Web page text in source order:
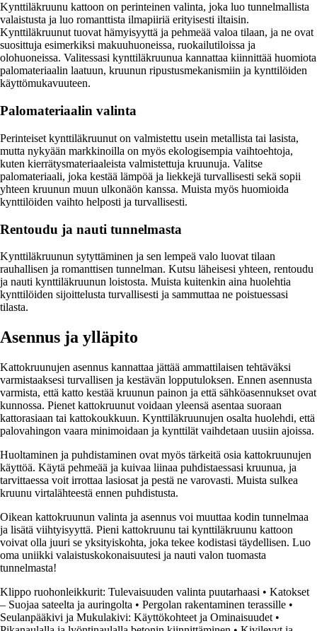
Kynttiläkruunu kattoon on perinteinen valinta, joka luo tunnelmallista
valaistusta ja luo romanttista ilmapiiriä erityisesti iltaisin.
Kynttiläkruunut tuovat hämyisyyttä ja pehmeää valoa tilaan, ja ne ovat
suosittuja esimerkiksi makuuhuoneissa, ruokailutiloissa ja
olohuoneissa. Valitessasi kynttiläkruunua kannattaa kiinnittää huomiota
palomateriaalin laatuun, kruunun ripustusmekanismiin ja kynttilöiden
käyttömukavuuteen.
Palomateriaalin valinta
Perinteiset kynttiläkruunut on valmistettu usein metallista tai lasista,
mutta nykyään markkinoilla on myös ekologisempia vaihtoehtoja,
kuten kierrätysmateriaaleista valmistettuja kruunuja. Valitse
palomateriaali, joka kestää lämpöä ja liekkejä turvallisesti sekä sopii
yhteen kruunun muun ulkonäön kanssa. Muista myös huomioida
kynttilöiden vaihto helposti ja turvallisesti.
Rentoudu ja nauti tunnelmasta
Kynttiläkruunun sytyttäminen ja sen lempeä valo luovat tilaan
rauhallisen ja romanttisen tunnelman. Kutsu läheisesi yhteen, rentoudu
ja nauti kynttiläkruunun loistosta. Muista kuitenkin aina huolehtia
kynttilöiden sijoittelusta turvallisesti ja sammuttaa ne poistuessasi
tilasta.
Asennus ja ylläpito
Kattokruunujen asennus kannattaa jättää ammattilaisen tehtäväksi
varmistaaksesi turvallisen ja kestävän lopputuloksen. Ennen asennusta
varmista, että katto kestää kruunun painon ja että sähköasennukset ovat
kunnossa. Pienet kattokruunut voidaan yleensä asentaa suoraan
kattorasiaan tai kattokoukkuun. Kynttiläkruunujen osalta huolehdi, että
palovahingon vaara minimoidaan ja kynttilät vaihdetaan uusiin ajoissa.
Huoltaminen ja puhdistaminen ovat myös tärkeitä osia kattokruunujen
käyttöä. Käytä pehmeää ja kuivaa liinaa puhdistaessasi kruunua, ja
tarvittaessa voit irrottaa lasiosat ja pestä ne varovasti. Muista sulkea
kruunu virtalähteestä ennen puhdistusta.
Oikean kattokruunun valinta ja asennus voi muuttaa kodin tunnelmaa
ja lisätä viihtyisyyttä. Pieni kattokruunu tai kynttiläkruunu kattoon
voivat olla juuri se yksityiskohta, joka tekee kodistasi täydellisen. Luo
oma uniikki valaistuskokonaisuutesi ja nauti valon tuomasta
tunnelmasta!
Klippo ruohonleikkurit: Tulevaisuuden valinta puutarhaasi • Katokset
– Suojaa sateelta ja auringolta • Pergolan rakentaminen terassille •
Seulanpääkivi ja Mukulakivi: Käyttökohteet ja Ominaisuudet •